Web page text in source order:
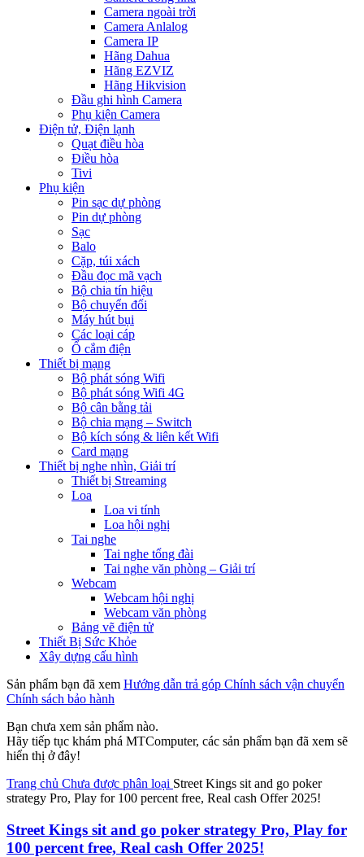
Camera ngoài trời
Camera Anlalog
Camera IP
Hãng Dahua
Hãng EZVIZ
Hãng Hikvision
Đầu ghi hình Camera
Phụ kiện Camera
Điện tử, Điện lạnh
Quạt điều hòa
Điều hòa
Tivi
Phụ kiện
Pin sạc dự phòng
Pin dự phòng
Sạc
Balo
Cặp, túi xách
Đầu đọc mã vạch
Bộ chia tín hiệu
Bộ chuyển đổi
Máy hút bụi
Các loại cáp
Ổ cắm điện
Thiết bị mạng
Bộ phát sóng Wifi
Bộ phát sóng Wifi 4G
Bộ cân bằng tải
Bộ chia mạng – Switch
Bộ kích sóng & liên kết Wifi
Card mạng
Thiết bị nghe nhìn, Giải trí
Thiết bị Streaming
Loa
Loa vi tính
Loa hội nghị
Tai nghe
Tai nghe tổng đài
Tai nghe văn phòng – Giải trí
Webcam
Webcam hội nghị
Webcam văn phòng
Bảng vẽ điện tử
Thiết Bị Sức Khỏe
Xây dựng cấu hình
Sản phẩm bạn đã xem Hướng dẫn trả góp Chính sách vận chuyển
Chính sách bảo hành
Bạn chưa xem sản phẩm nào.
Hãy tiếp tục khám phá MTComputer, các sản phẩm bạn đã xem sẽ
hiển thị ở đây!
Trang chủ Chưa được phân loại Street Kings sit and go poker
strategy Pro, Play for 100 percent free, Real cash Offer 2025!
Street Kings sit and go poker strategy Pro, Play for
100 percent free, Real cash Offer 2025!